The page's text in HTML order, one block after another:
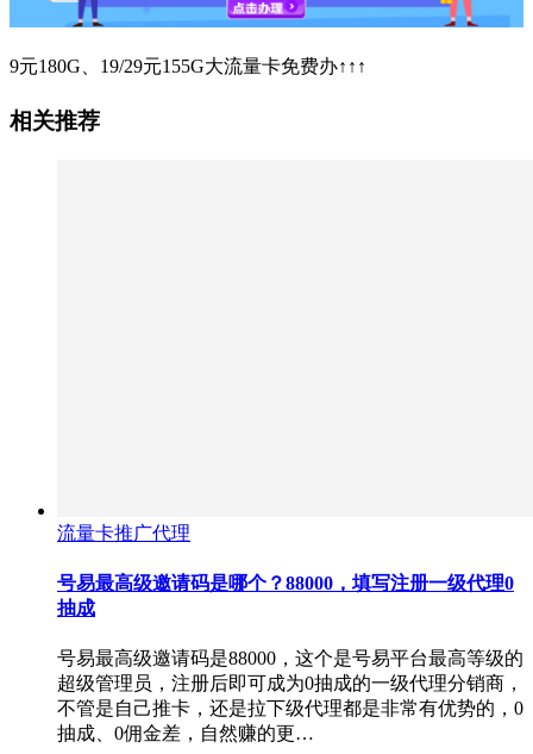
9元180G、19/29元155G大流量卡免费办↑↑↑
相关推荐
流量卡推广代理
号易最高级邀请码是哪个？88000，填写注册一级代理0
抽成
号易最高级邀请码是88000，这个是号易平台最高等级的
超级管理员，注册后即可成为0抽成的一级代理分销商，
不管是自己推卡，还是拉下级代理都是非常有优势的，0
抽成、0佣金差，自然赚的更…